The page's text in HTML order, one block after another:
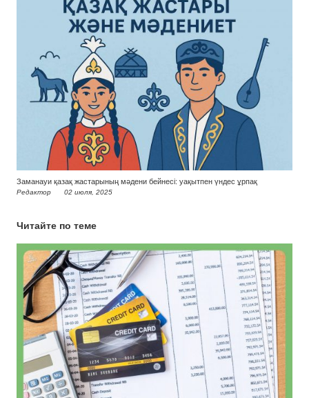
Заманауи қазақ жастарының мәдени бейнесі: уақытпен үндес ұрпақ
Редактор 02 июля, 2025
Читайте по теме